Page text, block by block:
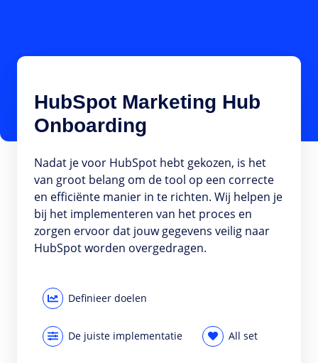
HubSpot Marketing Hub
Onboarding
Nadat je voor HubSpot hebt gekozen, is het
van groot belang om de tool op een correcte
en efficiënte manier in te richten. Wij helpen je
bij het implementeren van het proces en
zorgen ervoor dat jouw gegevens veilig naar
HubSpot worden overgedragen.
Definieer doelen
De juiste implementatie All set